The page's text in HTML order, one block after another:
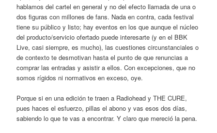
hablamos del cartel en general y no del efecto llamada de una o
dos figuras con millones de fans. Nada en contra, cada festival
tiene su público y listo; hay eventos en los que aunque el núcleo
del producto/servicio ofertado puede interesarte (y en el BBK
Live, casi siempre, es mucho), las cuestiones circunstanciales o
de contexto te desmotivan hasta el punto de que renuncias a
comprar las entradas y asistir a ellos. Con excepciones, que no
somos rígidos ni normativos en exceso, oye.
Porque si en una edición te traen a Radiohead y THE CURE,
pues haces el esfuerzo, pillas el abono y vas esos dos días,
sabiendo lo que te vas a encontrar. Y claro que mereció la pena.